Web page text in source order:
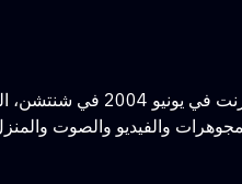
والفيديو والصوت